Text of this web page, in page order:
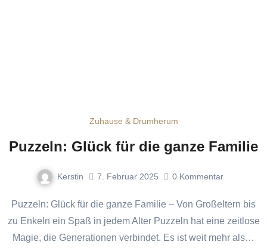
Zuhause & Drumherum
Puzzeln: Glück für die ganze Familie
Kerstin 7. Februar 2025 0 Kommentar
Puzzeln: Glück für die ganze Familie – Von Großeltern bis
zu Enkeln ein Spaß in jedem Alter Puzzeln hat eine zeitlose
Magie, die Generationen verbindet. Es ist weit mehr als…